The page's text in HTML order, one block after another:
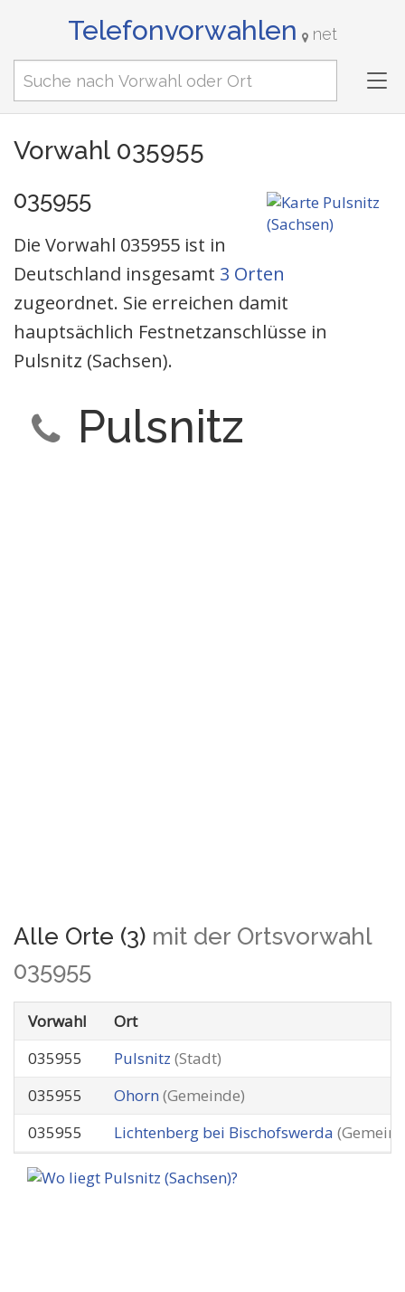
Telefonvorwahlen net
Vorwahl 035955
035955
Die Vorwahl 035955 ist in
Deutschland insgesamt 3 Orten
zugeordnet. Sie erreichen damit
hauptsächlich Festnetzanschlüsse in
Pulsnitz (Sachsen).
Pulsnitz
Alle Orte (3) mit der Ortsvorwahl
035955
Vorwahl
Ort
035955
Pulsnitz (Stadt)
035955
Ohorn (Gemeinde)
035955
Lichtenberg bei Bischofswerda